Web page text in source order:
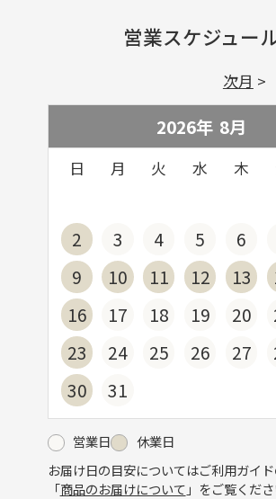
営業スケジュー
2026年 8月
日 月 火 水 木
2
3 4 5 6
9
10 11 12 13
16
17 18 19 20
23
24 25 26 27
30
31
次月
営業日
休業日
お届け日の目安についてはご利用ガイ
「商品のお届けについて 」をご覧くださ